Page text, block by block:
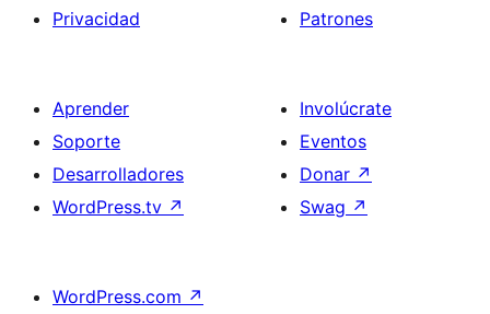
Privacidad
Patrones
Aprender
Soporte
Desarrolladores
WordPress.tv ↗
Involúcrate
Eventos
Donar ↗
Swag ↗
WordPress.com ↗